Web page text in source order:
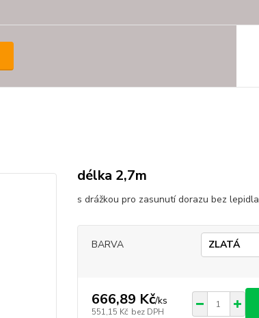
délka 2,7m
s drážkou pro zasunutí dorazu bez lepidla
BARVA
666,89 Kč/ks
551,15 Kč bez DPH